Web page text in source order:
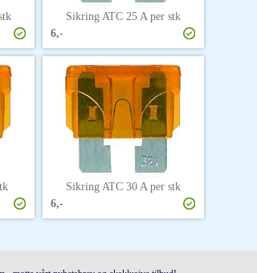
Sikring ATC 25 A per stk
6,-
Sikring ATC 30 A per stk
6,-